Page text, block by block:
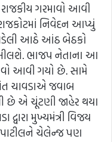
ગરમાવો આવી
નિવેદન આપ્યું
આઠે આંઠ બેઠકો
ભાજપ નેતાના આ
આવી ગયો છે. સામે
ચાવડાએ જવાબ
છે એ ચૂંટણી જાહેર થયા
મુખ્યમંત્રી વિજય
ચેલેન્જ પણ